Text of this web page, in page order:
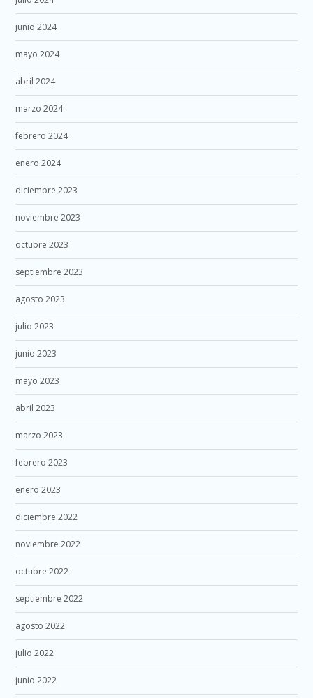
junio 2024
mayo 2024
abril 2024
marzo 2024
febrero 2024
enero 2024
diciembre 2023
noviembre 2023
octubre 2023
septiembre 2023
agosto 2023
julio 2023
junio 2023
mayo 2023
abril 2023
marzo 2023
febrero 2023
enero 2023
diciembre 2022
noviembre 2022
octubre 2022
septiembre 2022
agosto 2022
julio 2022
junio 2022